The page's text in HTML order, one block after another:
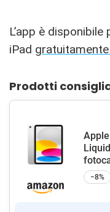
L’app è disponibile
iPad
Prodotti
−8%